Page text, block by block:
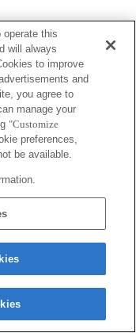
Copyright 2026 Sony Corporation
this
will always
to improve
and
you agree to
manage your
"Customize
preferences,
be available.